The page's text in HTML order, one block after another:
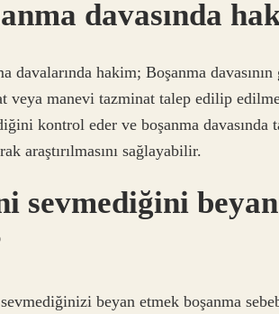
davasında
davalarında hakim; Boşanma
veya manevi tazminat talep edilip
kontrol eder ve boşanma
araştırılmasını sağlayabilir.
sevmediğini
beyan etmek boşanma